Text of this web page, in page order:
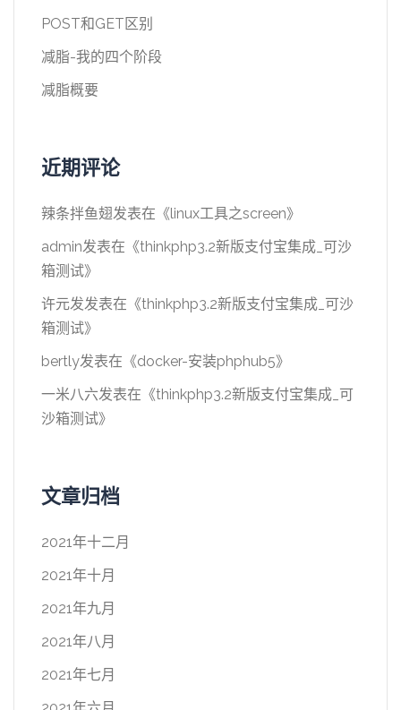
POST和GET区别
减脂-我的四个阶段
减脂概要
近期评论
辣条拌鱼翅发表在《linux工具之screen》
admin发表在《thinkphp3.2新版支付宝集成_可沙
箱测试》
许元发发表在《thinkphp3.2新版支付宝集成_可沙
箱测试》
bertly发表在《docker-安装phphub5》
一米八六发表在《thinkphp3.2新版支付宝集成_可
沙箱测试》
文章归档
2021年十二月
2021年十月
2021年九月
2021年八月
2021年七月